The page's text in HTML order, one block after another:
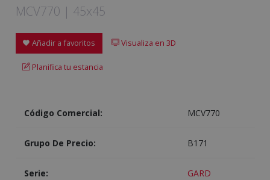
MCV770 | 45x45
Añadir a favoritos Visualiza en 3D
Planifica tu estancia
Código Comercial: MCV770
Grupo De Precio: B171
Serie: GARD